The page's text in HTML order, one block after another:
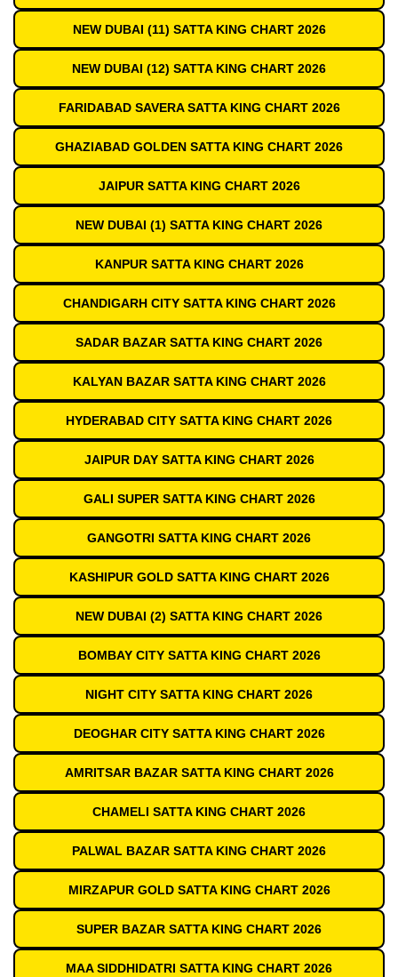
NEW DUBAI (11) SATTA KING CHART 2026
NEW DUBAI (12) SATTA KING CHART 2026
FARIDABAD SAVERA SATTA KING CHART 2026
GHAZIABAD GOLDEN SATTA KING CHART 2026
JAIPUR SATTA KING CHART 2026
NEW DUBAI (1) SATTA KING CHART 2026
KANPUR SATTA KING CHART 2026
CHANDIGARH CITY SATTA KING CHART 2026
SADAR BAZAR SATTA KING CHART 2026
KALYAN BAZAR SATTA KING CHART 2026
HYDERABAD CITY SATTA KING CHART 2026
JAIPUR DAY SATTA KING CHART 2026
GALI SUPER SATTA KING CHART 2026
GANGOTRI SATTA KING CHART 2026
KASHIPUR GOLD SATTA KING CHART 2026
NEW DUBAI (2) SATTA KING CHART 2026
BOMBAY CITY SATTA KING CHART 2026
NIGHT CITY SATTA KING CHART 2026
DEOGHAR CITY SATTA KING CHART 2026
AMRITSAR BAZAR SATTA KING CHART 2026
CHAMELI SATTA KING CHART 2026
PALWAL BAZAR SATTA KING CHART 2026
MIRZAPUR GOLD SATTA KING CHART 2026
SUPER BAZAR SATTA KING CHART 2026
MAA SIDDHIDATRI SATTA KING CHART 2026